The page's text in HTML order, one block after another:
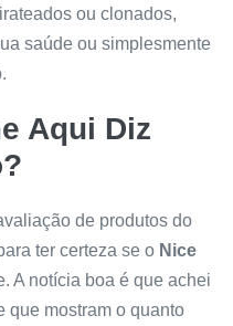
ou clonados,
saúde ou simplesmente
Aqui Diz
de produtos do
ter certeza se o Nice
A notícia boa é que achei
que mostram o quanto